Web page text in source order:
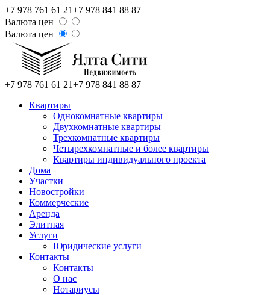
+7 978 761 61 21+7 978 841 88 87
Валюта цен
Валюта цен
+7 978 761 61 21+7 978 841 88 87
Квартиры
Однокомнатные квартиры
Двухкомнатные квартиры
Трехкомнатные квартиры
Четырехкомнатные и более квартиры
Квартиры индивидуального проекта
Дома
Участки
Новостройки
Коммерческие
Аренда
Элитная
Услуги
Юридические услуги
Контакты
Контакты
О нас
Нотариусы